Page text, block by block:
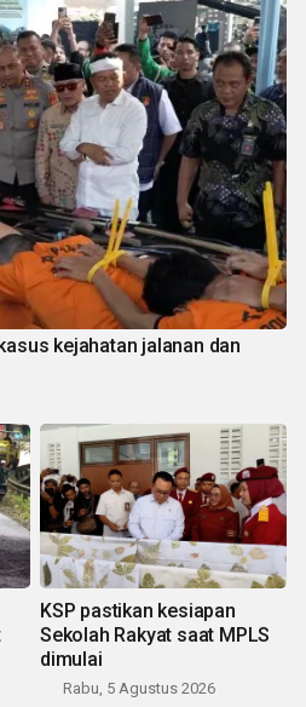
kejahatan jalanan dan
KSP pastikan kesiapan
Sekolah Rakyat saat MPLS
dimulai
Rabu, 5 Agustus 2026